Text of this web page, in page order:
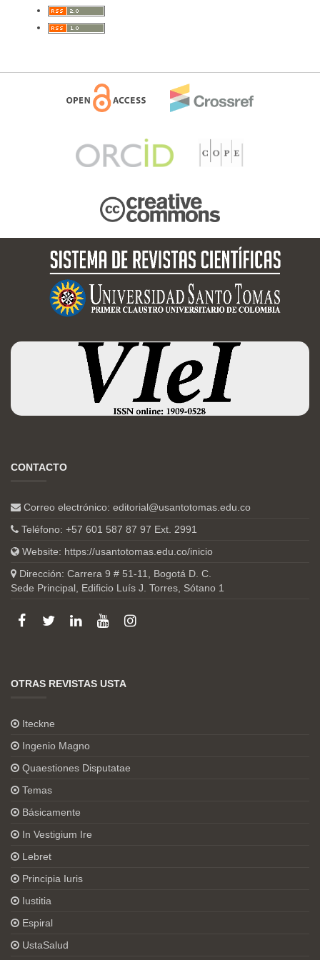
CONTACTO
Correo electrónico: editorial@usantotomas.edu.co
Teléfono: +57 601 587 87 97 Ext. 2991
Website: https://usantotomas.edu.co/inicio
Dirección: Carrera 9 # 51-11, Bogotá D. C.
Sede Principal, Edificio Luís J. Torres, Sótano 1
OTRAS REVISTAS USTA
Iteckne
Ingenio Magno
Quaestiones Disputatae
Temas
Básicamente
In Vestigium Ire
Lebret
Principia Iuris
Iustitia
Espiral
UstaSalud